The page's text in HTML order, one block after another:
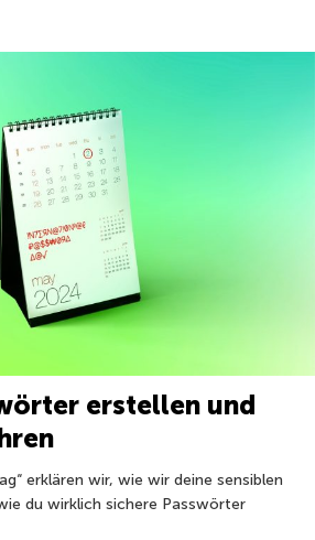
erstellen und
erklären wir, wie wir deine sensiblen
du wirklich sichere Passwörter